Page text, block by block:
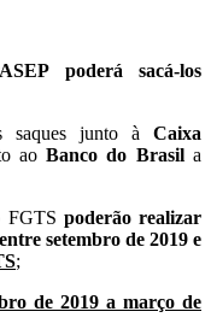
poderá sacá-los
saques junto à Caixa
aoBanco do Brasila
FGTS poderão realizar
setembro de 2019 e
;
de 2019 a março de